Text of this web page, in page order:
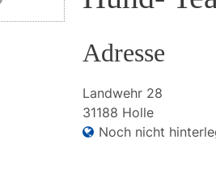
Adresse
Landwehr 28
31188 Holle
Noch nicht